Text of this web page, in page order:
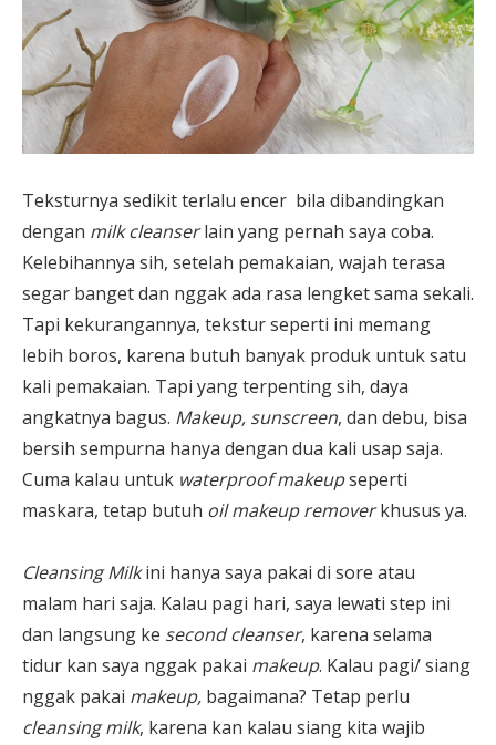
Teksturnya sedikit terlalu encer bila dibandingkan
dengan milk cleanserlain yang pernah saya coba.
Kelebihannya sih, setelah pemakaian, wajah terasa
segar banget dan nggak ada rasa lengket sama sekali.
Tapi kekurangannya, tekstur seperti ini memang
lebih boros, karena butuh banyak produk untuk satu
kali pemakaian. Tapi yang terpenting sih, daya
angkatnya bagus. Makeup, sunscreen, dan debu, bisa
bersih sempurna hanya dengan dua kali usap saja.
Cuma kalau untuk waterproof makeupseperti
maskara, tetap butuh oil makeup removerkhusus ya.
Cleansing Milkini hanya saya pakai di sore atau
malam hari saja. Kalau pagi hari, saya lewati step ini
dan langsung ke second cleanser, karena selama
tidur kan saya nggak pakai makeup. Kalau pagi/ siang
nggak pakai makeup, bagaimana? Tetap perlu
cleansing milk, karena kan kalau siang kita wajib